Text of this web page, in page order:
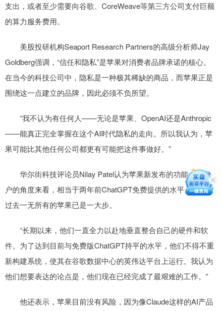
支出，或者至少需要向谷歌、CoreWeave等第三方公司支付巨额
的算力服务费用。
美股投研机构Seaport Research Partners的高级分析师Jay
Goldberg强调，“信任和隐私”是苹果对消费者品牌承诺的核心。
在当今的科技公司中，隐私是一种极其稀缺的商品，而苹果正是
围绕这一点建立的品牌，因此必须不负所望。
“我不认为有任何人——无论是苹果、OpenAI还是Anthropic
——能真正完全掌握在这个AI时代隐私的走向。所以我认为，苹
果可能比其他任何公司都更有可能把这件事做好。”
华尔街科技评论员Nilay Patel认为苹果新发布的功能，从客
户的角度来看，相当于两年前ChatGPT免费提供的水平。但这对
过去一无所有的苹果已是一大步。
“长期以来，他们一直全力以赴地垂直整合自己的硬件和软
件。为了达到目前与免费版ChatGPT持平的水平，他们不得不重
新构建系统，使其在谷歌数据中心的英伟达平台上运行。我认为
他们想要表达的论点是，他们现在已经完成了最艰难的工作。”
他还表示，苹果目前没有风险，因为像Claude这样的AI产品